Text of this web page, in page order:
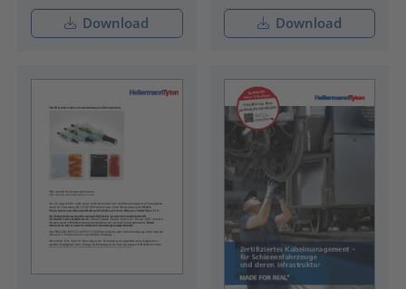
Download Download